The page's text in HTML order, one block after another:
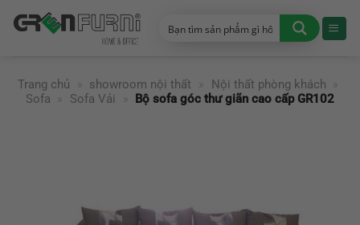
đến
Trang chủ
» showroom nội thất » Nội thất phòng khách
»
Sofa
» Sofa Vải » Bộ sofa góc thư giãn cao cấp GR102